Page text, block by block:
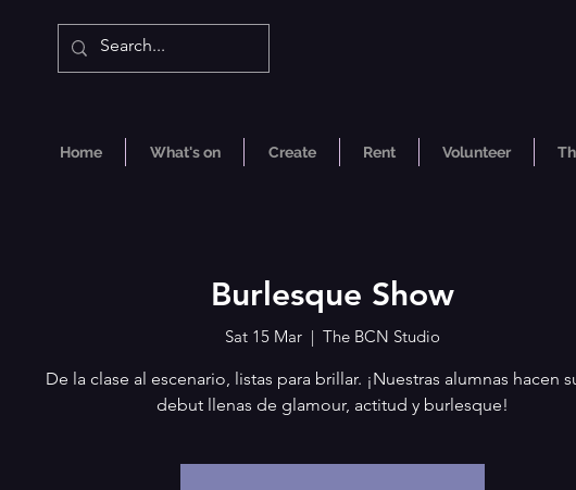
Home What's on Create Rent Volunteer
Burlesque Show
Sat 15 Mar
  |
The BCN Studio
De la clase al escenario, listas para brillar. ¡Nuestras alumnas hacen
debut llenas de glamour, actitud y burlesque!